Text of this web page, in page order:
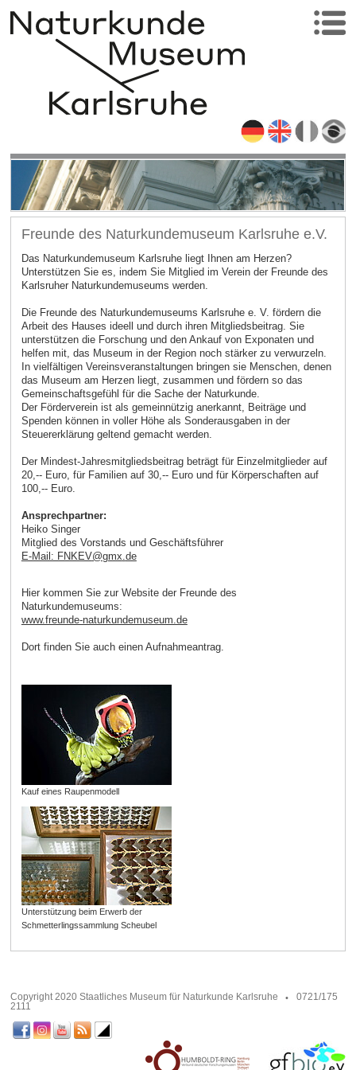
Freunde des Naturkundemuseum Karlsruhe e.V.
Das Naturkundemuseum Karlsruhe liegt Ihnen am Herzen?
Unterstützen Sie es, indem Sie Mitglied im Verein der Freunde des
Karlsruher Naturkundemuseums werden.
Die Freunde des Naturkundemuseums Karlsruhe e. V. fördern die
Arbeit des Hauses ideell und durch ihren Mitgliedsbeitrag. Sie
unterstützen die Forschung und den Ankauf von Exponaten und
helfen mit, das Museum in der Region noch stärker zu verwurzeln.
In vielfältigen Vereinsveranstaltungen bringen sie Menschen, denen
das Museum am Herzen liegt, zusammen und fördern so das
Gemeinschaftsgefühl für die Sache der Naturkunde.
Der Förderverein ist als gemeinnützig anerkannt, Beiträge und
Spenden können in voller Höhe als Sonderausgaben in der
Steuererklärung geltend gemacht werden.
Der Mindest-Jahresmitgliedsbeitrag beträgt für Einzelmitglieder auf
20,-- Euro, für Familien auf 30,-- Euro und für Körperschaften auf
100,-- Euro.
Ansprechpartner:
Heiko Singer
Mitglied des Vorstands und Geschäftsführer
E-Mail: FNKEV@gmx de
Hier kommen Sie zur Website der Freunde des
Naturkundemuseums:
www.freunde-naturkundemuseum.de
Dort finden Sie auch einen Aufnahmeantrag.
Kauf eines Raupenmodell
Unterstützung beim Erwerb der
Schmetterlingssammlung Scheubel
Copyright 2020 Staatliches Museum für Naturkunde Karlsruhe
0721/175
2111